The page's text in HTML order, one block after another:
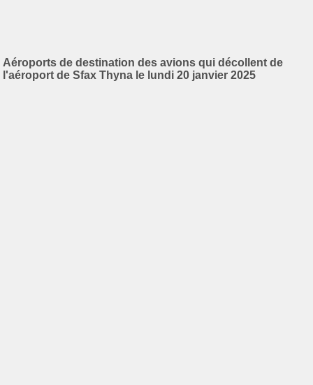
Aéroports de destination des avions qui décollent de
l'aéroport de Sfax Thyna le lundi 20 janvier 2025